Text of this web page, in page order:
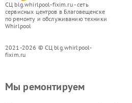
СЦ blg.whirlpool-fixim.ru - сеть
сервисных центров в Благовещенске
по ремонту и обслуживанию техники
Whirlpool
2021-2026 © СЦ blg.whirlpool-
fixim.ru
Мы ремонтируем